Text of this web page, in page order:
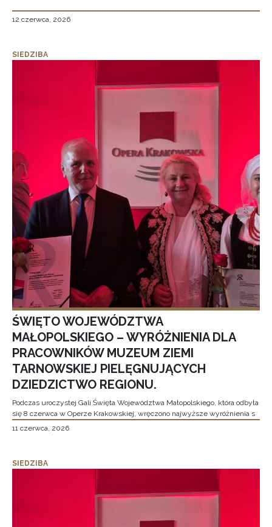
12 czerwca, 2026
SIEDZIBA
ŚWIĘTO WOJEWÓDZTWA
MAŁOPOLSKIEGO – WYRÓŻNIENIA DLA
PRACOWNIKÓW MUZEUM ZIEMI
TARNOWSKIEJ PIELĘGNUJĄCYCH
DZIEDZICTWO REGIONU.
Podczas uroczystej Gali Święta Województwa Małopolskiego, która odbyła
się 8 czerwca w Operze Krakowskiej, wręczono najwyższe wyróżnienia s
11 czerwca, 2026
SIEDZIBA